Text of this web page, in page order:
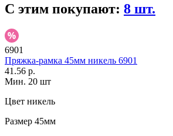
С этим покупают: 8 шт.
6901
Пряжка-рамка 45мм никель 6901
41.56 р.
Мин. 20 шт
Цвет никель
Размер 45мм